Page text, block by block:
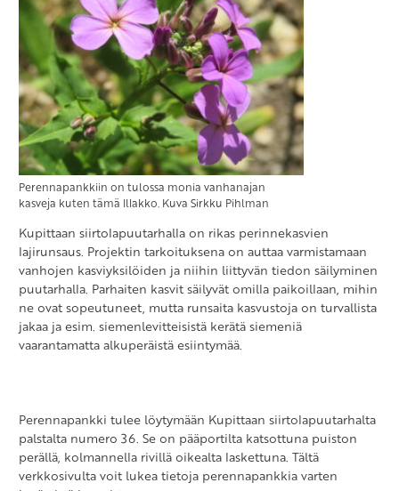
Perennapankkiin on tulossa monia vanhanajan
kasveja kuten tämä Illakko. Kuva Sirkku Pihlman
Kupittaan siirtolapuutarhalla on rikas perinnekasvien
lajirunsaus. Projektin tarkoituksena on auttaa varmistamaan
vanhojen kasviyksilöiden ja niihin liittyvän tiedon säilyminen
puutarhalla. Parhaiten kasvit säilyvät omilla paikoillaan, mihin
ne ovat sopeutuneet, mutta runsaita kasvustoja on turvallista
jakaa ja esim. siemenlevitteisistä kerätä siemeniä
vaarantamatta alkuperäistä esiintymää.
Perennapankki tulee löytymään Kupittaan siirtolapuutarhalta
palstalta numero 36. Se on pääportilta katsottuna puiston
perällä, kolmannella rivillä oikealta laskettuna. Tältä
verkkosivulta voit lukea tietoja perennapankkia varten